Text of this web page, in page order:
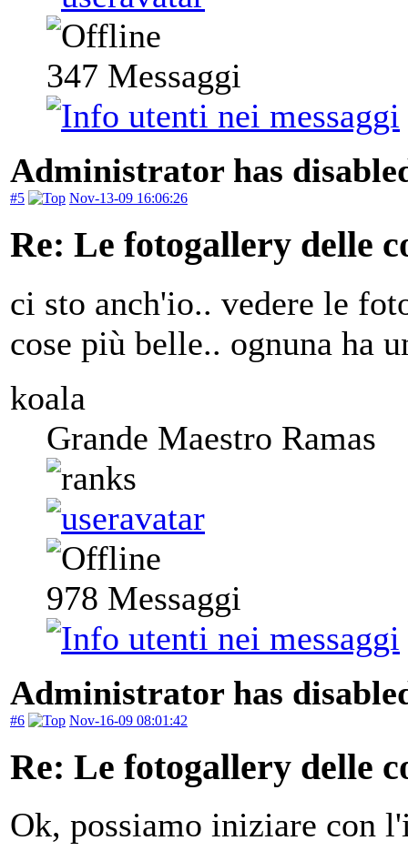
347 Messaggi
Administrator has
#5 Nov-13-09 16:06:26
Re: Le fotogallery delle
ci sto anch'io.. vedere le
cose più belle.. ognuna ha
koala
Grande Maestro Ramas
978 Messaggi
Administrator has
#6 Nov-16-09 08:01:42
Re: Le fotogallery delle
Ok, possiamo iniziare con